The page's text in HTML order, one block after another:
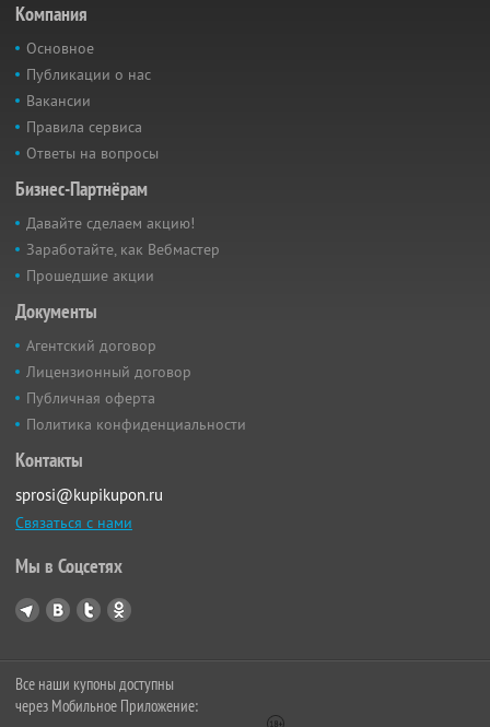
Компания
Основное
Публикации о нас
Вакансии
Правила сервиса
Ответы на вопросы
Бизнес-Партнёрам
Давайте сделаем акцию!
Заработайте, как Вебмастер
Прошедшие акции
Документы
Агентский договор
Лицензионный договор
Публичная оферта
Политика конфиденциальности
Контакты
sprosi@kupikupon.ru
Связаться с нами
Мы в Соцсетях
Все наши купоны доступны
через Мобильное Приложение: